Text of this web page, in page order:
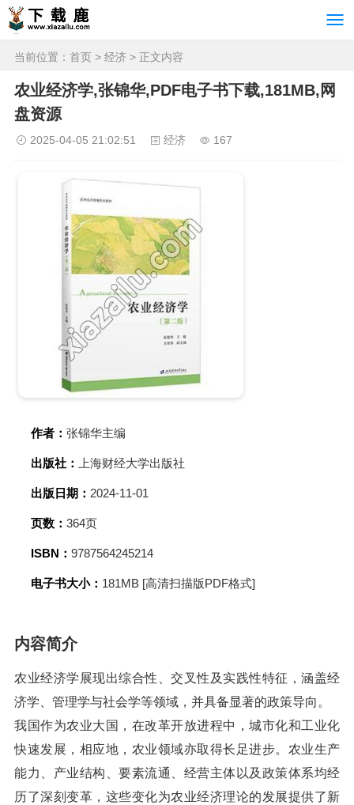
当前位置： 首页 > 经济 > 正文内容
农业经济学,张锦华,PDF电子书下载,181MB,网
盘资源
2025-04-05 21:02:51 经济 167
作者： 张锦华主编
出版社： 上海财经大学出版社
出版日期： 2024-11-01
页数： 364页
ISBN： 9787564245214
电子书大小： 181MB [高清扫描版PDF格式]
内容简介
农业经济学展现出综合性、交叉性及实践性特征，涵盖经
济学、管理学与社会学等领域，并具备显著的政策导向。
我国作为农业大国，在改革开放进程中，城市化和工业化
快速发展，相应地，农业领域亦取得长足进步。农业生产
能力、产业结构、要素流通、经营主体以及政策体系均经
历了深刻变革，这些变化为农业经济理论的发展提供了新